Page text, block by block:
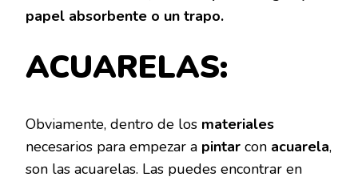
papel absorbente o un trapo.
ACUARELAS:
Obviamente, dentro de los materiales
necesarios para empezar a pintar con acuarela,
son las acuarelas. Las puedes encontrar en